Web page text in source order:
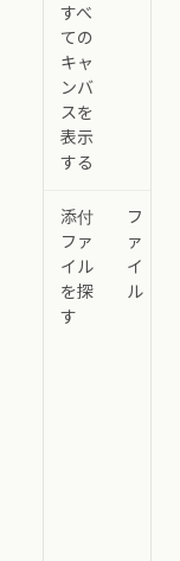
すべ
ての
キャ
ンバ
スを
表示
する
添付
ファ
イル
を探
す
フ
ァ
イ
ル